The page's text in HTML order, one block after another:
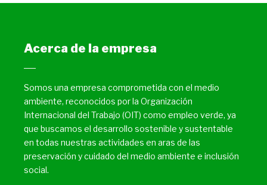
Acerca de la empresa
Somos una empresa comprometida con el medio
ambiente, reconocidos por la Organización
Internacional del Trabajo (OIT) como empleo verde, ya
que buscamos el desarrollo sostenible y sustentable
en todas nuestras actividades en aras de las
preservación y cuidado del medio ambiente e inclusión
social.